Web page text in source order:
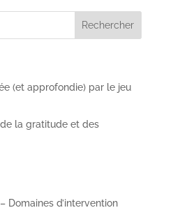
(et approfondie) par le jeu
la gratitude et des
Domaines d’intervention